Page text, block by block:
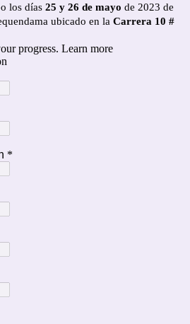
los días 25 y 26 de mayo de 2023 de
ubicado en la Carrera 10 #
progress. Learn more
*